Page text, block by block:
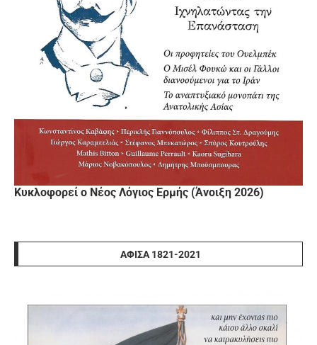
Κυκλοφορεί ο Νέος Λόγιος Ερμής (Άνοιξη 2026)
ΑΦΊΣΑ 1821-2021